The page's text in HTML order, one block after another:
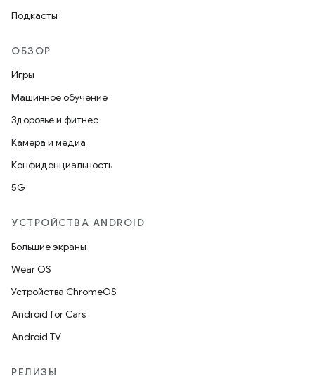
Подкасты
ОБЗОР
Игры
Машинное обучение
Здоровье и фитнес
Камера и медиа
Конфиденциальность
5G
УСТРОЙСТВА ANDROID
Большие экраны
Wear OS
Устройства ChromeOS
Android for Cars
Android TV
РЕЛИЗЫ